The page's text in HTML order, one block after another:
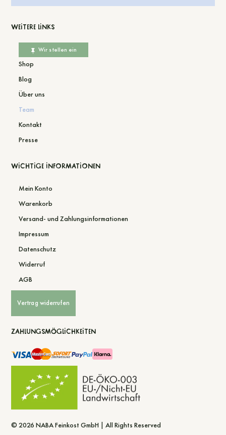
Weitere Links
Wir stellen ein
Shop
Blog
Über uns
Team
Kontakt
Presse
Wichtige Informationen
Mein Konto
Warenkorb
Versand- und Zahlungsinformationen
Impressum
Datenschutz
Widerruf
AGB
Vertrag widerrufen
Zahlungsmöglichkeiten
© 2026 NABA Feinkost GmbH | All Rights Reserved